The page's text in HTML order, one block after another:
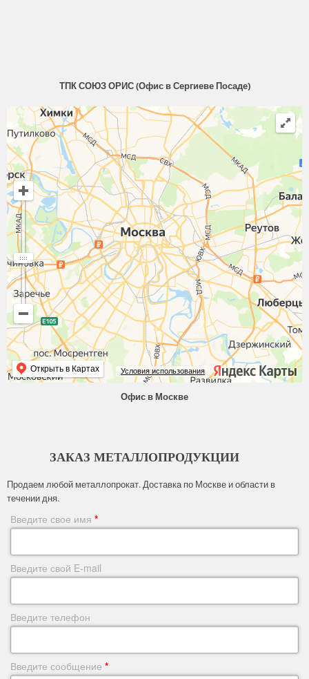
ТПК СОЮЗ ОРИС (Офис в Сергиеве Посаде)
Условия использования
Открыть в Картах
Офис в Москве
ЗАКАЗ МЕТАЛЛОПРОДУКЦИИ
Продаем любой металлопрокат. Доставка по Москве и области в
течении дня.
Введите свое имя *
Введите свой E-mail
Введите телефон
Введите сообщение *